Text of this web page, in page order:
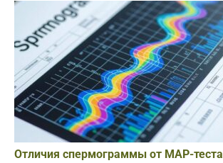
Отличия спермограммы от МАР-теста